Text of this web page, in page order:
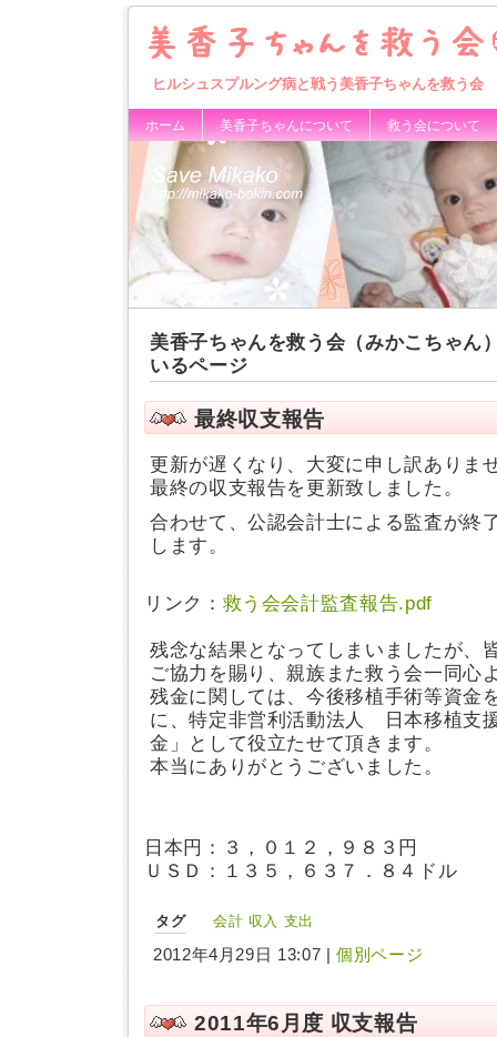
ヒルシュスプルング病と戦う美香子ちゃんを救う会
ホーム 美香子ちゃんについて 救う会について
美香子ちゃんを救う会（みかこちゃん
いるページ
最終収支報告
更新が遅くなり、大変に申し訳ありま
最終の収支報告を更新致しました。
合わせて、公認会計士による監査が終
します。
リンク： 救う会会計監査報告.pdf
残念な結果となってしまいましたが、
ご協力を賜り、親族また救う会一同心
残金に関しては、今後移植手術等資金
に、特定非営利活動法人 日本移植支
金」として役立たせて頂きます。
本当にありがとうございました。
日本円：３，０１２，９８３円
ＵＳＤ：１３５，６３７．８４ドル
タグ 会計 収入 支出
2012年4月29日 13:07 |個別ページ
2011年6月度 収支報告